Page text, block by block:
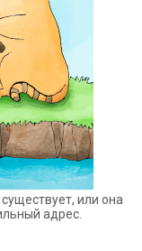
или она
адрес.